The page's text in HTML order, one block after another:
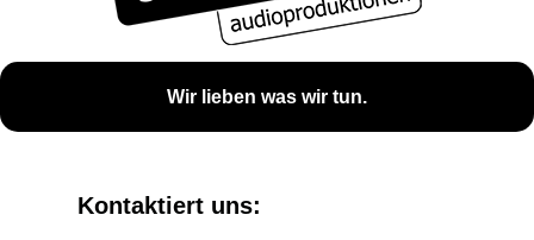
Wir lieben was wir tun.
Kontaktiert uns: